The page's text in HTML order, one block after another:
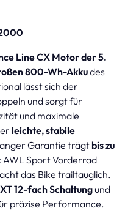
Line CX Motor der 5.
800-Wh-Akkudes
lässt sich der
und sorgt für
und maximale
leichte, stabile
Garantie trägtbis zu
AWL Sport Vorderrad
das Bike trailtauglich.
12-fach Schaltungund
präzise Performance.